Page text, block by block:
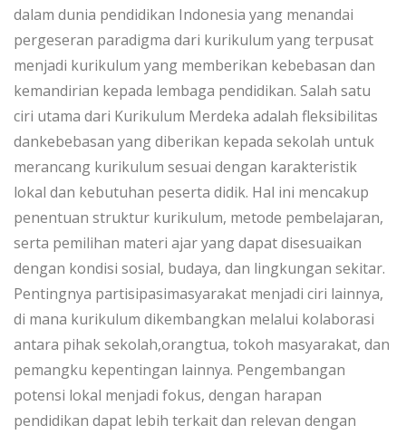
dalam dunia pendidikan Indonesia yang menandai
pergeseran paradigma dari kurikulum yang terpusat
menjadi kurikulum yang memberikan kebebasan dan
kemandirian kepada lembaga pendidikan. Salah satu
ciri utama dari Kurikulum Merdeka adalah fleksibilitas
dankebebasan yang diberikan kepada sekolah untuk
merancang kurikulum sesuai dengan karakteristik
lokal dan kebutuhan peserta didik. Hal ini mencakup
penentuan struktur kurikulum, metode pembelajaran,
serta pemilihan materi ajar yang dapat disesuaikan
dengan kondisi sosial, budaya, dan lingkungan sekitar.
Pentingnya partisipasimasyarakat menjadi ciri lainnya,
di mana kurikulum dikembangkan melalui kolaborasi
antara pihak sekolah,orangtua, tokoh masyarakat, dan
pemangku kepentingan lainnya. Pengembangan
potensi lokal menjadi fokus, dengan harapan
pendidikan dapat lebih terkait dan relevan dengan